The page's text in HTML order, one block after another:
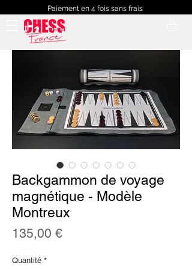
Paiement en 4 fois sans frais
Backgammon de voyage
magnétique - Modèle
Montreux
135,00 €Prix
Quantité *